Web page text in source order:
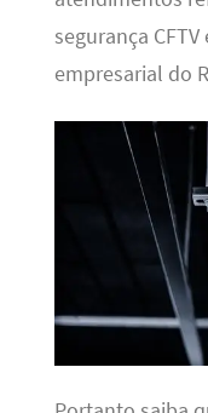
segurança
empresarial do